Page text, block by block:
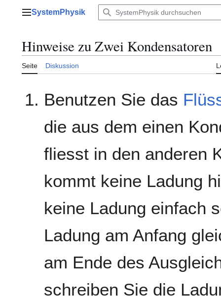
Hauptmenü
SystemPhysik
Hinweise zu Zwei Kondensatoren
Seite Diskussion
Benutzen Sie das
die aus dem einen
fliesst in den anderen
kommt keine Ladung
keine Ladung einfach
Ladung am Anfang
am Ende des
schreiben Sie die